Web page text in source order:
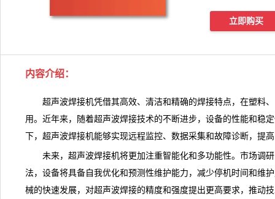
立即购买
内容介绍：
超声波焊接机凭借其高效、清洁和精确的焊接特点，在塑料、
用。近年来，随着超声波焊接技术的不断进步，设备的性能和稳
下， 超声波焊接机能够实现远程监控、数据采集和故障诊断，提
未来，超声波焊接机将更加注重智能化和多功能性。 市场调
法，设备将具备自我优化和预测 性维护能力，减少停机时间和维
械的快速发展，对超声波焊接的精度和强度提出更高要求，推动